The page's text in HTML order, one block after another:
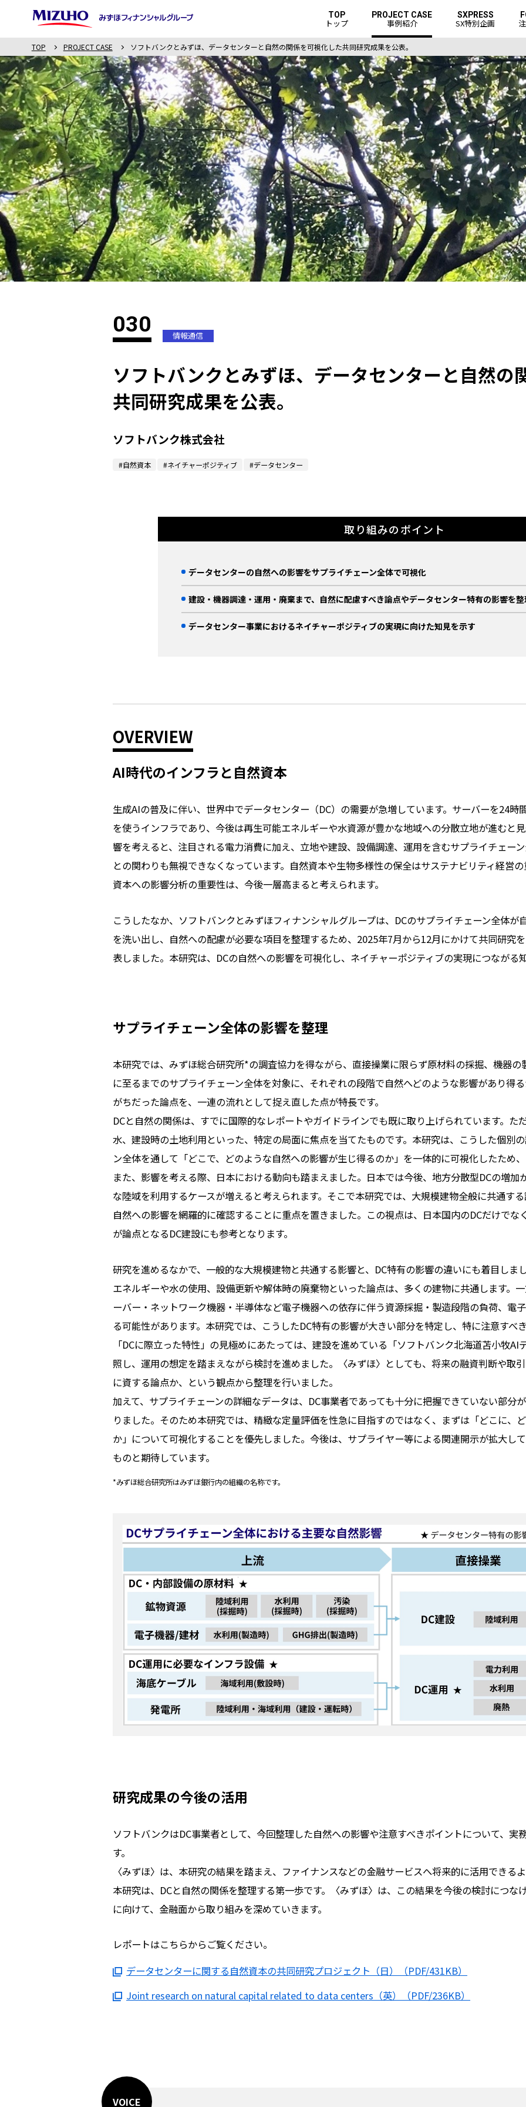
TOP
トップ
PROJECT CASE
事例紹介
SXPRESS
SX特別企画
TOP PROJECT CASE ソフトバンクとみずほ、データセンターと自然の関係を可視化した共同研究成果を公表。
030 情報通信
ソフトバンクとみずほ、データセンターと自然の
共同研究成果を公表。
ソフトバンク株式会社
#自然資本 #ネイチャーポジティブ #データセンター
取り組みのポイント
データセンターの自然への影響をサプライチェーン全体で可視化
建設・機器調達・運用・廃棄まで、自然に配慮すべき論点やデータセンター特有の影響を
データセンター事業におけるネイチャーポジティブの実現に向けた知見を示す
OVERVIEW
AI時代のインフラと自然資本
生成AIの普及に伴い、世界中でデータセンター（DC）の需要が急増しています。サーバーを24時
を使うインフラであり、今後は再生可能エネルギーや水資源が豊かな地域への分散立地が進むと
響を考えると、注目される電力消費に加え、立地や建設、設備調達、運用を含むサプライチェー
との関わりも無視できなくなっています。自然資本や生物多様性の保全はサステナビリティ経営
資本への影響分析の重要性は、今後一層高まると考えられます。
こうしたなか、ソフトバンクとみずほフィナンシャルグループは、DCのサプライチェーン全体が
を洗い出し、自然への配慮が必要な項目を整理するため、2025年7月から12月にかけて共同研究
表しました。本研究は、DCの自然への影響を可視化し、ネイチャーポジティブの実現につながる
サプライチェーン全体の影響を整理
本研究では、みずほ総合研究所*の調査協力を得ながら、直接操業に限らず原材料の採掘、機器
に至るまでのサプライチェーン全体を対象に、それぞれの段階で自然へどのような影響があり得
がちだった論点を、一連の流れとして捉え直した点が特長です。
DCと自然の関係は、すでに国際的なレポートやガイドラインでも既に取り上げられています。た
水、建設時の土地利用といった、特定の局面に焦点を当てたものです。本研究は、こうした個別
ン全体を通して「どこで、どのような自然への影響が生じ得るのか」を一体的に可視化したため
また、影響を考える際、日本における動向も踏まえました。日本では今後、地方分散型DCの増
な陸域を利用するケースが増えると考えられます。そこで本研究では、大規模建物全般に共通す
自然への影響を網羅的に確認することに重点を置きました。この視点は、日本国内のDCだけで
が論点となるDC建設にも参考となります。
研究を進めるなかで、一般的な大規模建物と共通する影響と、DC特有の影響の違いにも着目しま
エネルギーや水の使用、設備更新や解体時の廃棄物といった論点は、多くの建物に共通します。
ーバー・ネットワーク機器・半導体など電子機器への依存に伴う資源採掘・製造段階の負荷、電
る可能性があります。本研究では、こうしたDC特有の影響が大きい部分を特定し、特に注意すべ
「DCに際立った特性」の見極めにあたっては、建設を進めている「ソフトバンク北海道苫小牧
照し、運用の想定を踏まえながら検討を進めました。〈みずほ〉としても、将来の融資判断や取
に資する論点か、という観点から整理を行いました。
加えて、サプライチェーンの詳細なデータは、DC事業者であっても十分に把握できていない部分
りました。そのため本研究では、精緻な定量評価を性急に目指すのではなく、まずは「どこに、
か」について可視化することを優先しました。今後は、サプライヤー等による関連開示が拡大し
ものと期待しています。
*みずほ総合研究所はみずほ銀行内の組織の名称です。
研究成果の今後の活用
ソフトバンクはDC事業者として、今回整理した自然への影響や注意すべきポイントについて、実
す。
〈みずほ〉は、本研究の結果を踏まえ、ファイナンスなどの金融サービスへ将来的に活用できる
本研究は、DCと自然の関係を整理する第一歩です。〈みずほ〉は、この結果を今後の検討につな
に向けて、金融面から取り組みを深めていきます。
レポートはこちらからご覧ください。
データセンターに関する自然資本の共同研究プロジェクト（日）（PDF/431KB）
Joint research on natural capital related to data centers（英）（PDF/236KB）